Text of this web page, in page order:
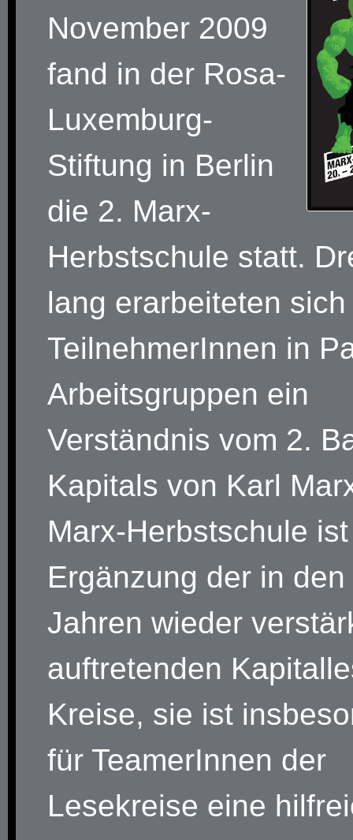
November 2009
fand in der Rosa-
Luxemburg-
Stiftung in Berlin
die 2. Marx-
Herbstschule statt.
lang erarbeiteten
TeilnehmerInnen in
Arbeitsgruppen ein
Verständnis vom 2.
Kapitals von Karl
Marx-Herbstschule
Ergänzung der in
Jahren wieder
auftretenden
Kreise, sie ist
für TeamerInnen der
Lesekreise eine